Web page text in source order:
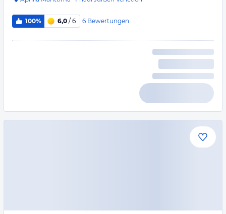
100% 6,0 / 6 6 Bewertungen